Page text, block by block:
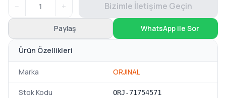
− + Bizimle İletişime Geçin
Paylaş WhatsApp ile Sor
Ürün Özellikleri
Marka ORJINAL
Stok Kodu ORJ-71754571